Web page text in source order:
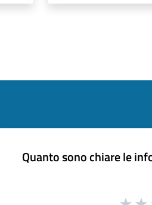
Quanto sono chiare le